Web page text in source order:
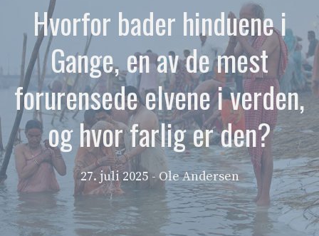
Hvorfor bader hinduene i
Gange, en av de mest
forurensede elvene i verden,
og hvor farlig er den?
27. juli 2025 - Ole Andersen